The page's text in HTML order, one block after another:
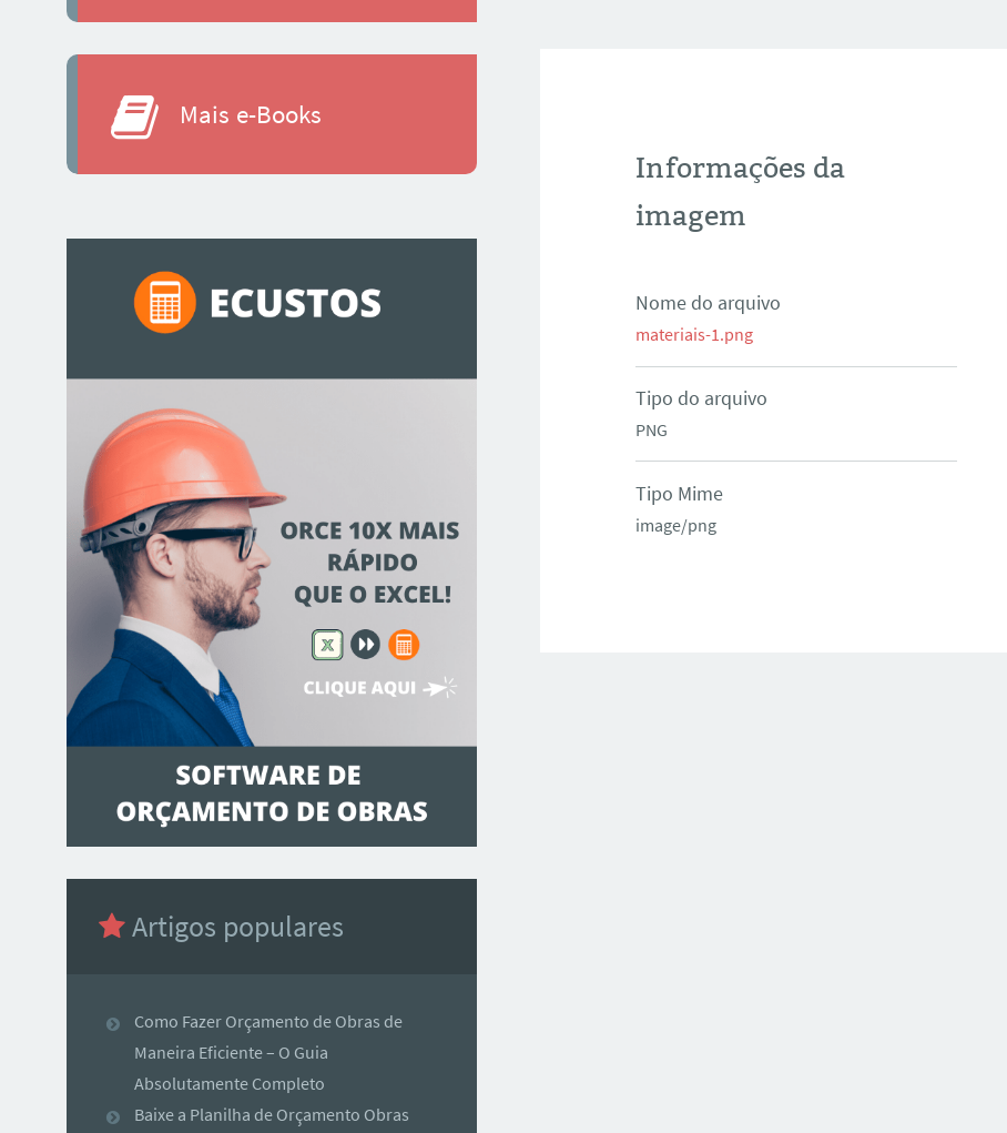
Informações da
imagem
Nome do arquivo
materiais-1.png
Tipo do arquivo
PNG
Tipo Mime
image/png
Mais e-Books
Artigos populares
Como Fazer Orçamento de Obras de
Maneira Eficiente – O Guia
Absolutamente Completo
Baixe a Planilha de Orçamento Obras